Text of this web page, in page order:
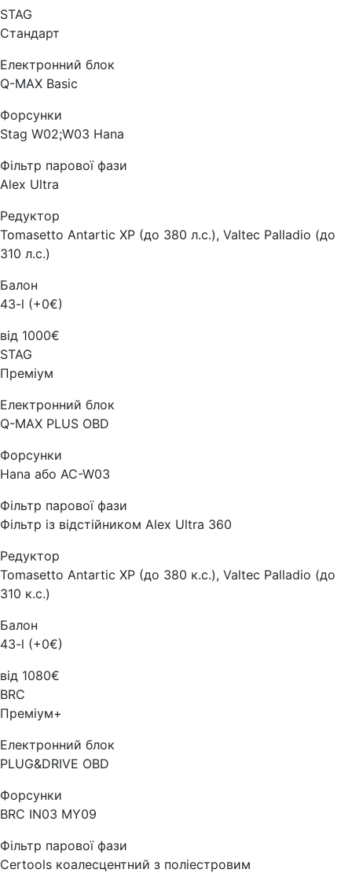
STAG
Стандарт
Електронний блок
Q-MAX Basic
Форсунки
Stag W02;W03 Hana
Фільтр парової фази
Alex Ultra
Редуктор
Tomasetto Antartic XP (до 380 л.с.), Valtec Palladio (до
310 л.с.)
Балон
43-l (+0€)
від 1000€
STAG
Преміум
Електронний блок
Q-MAX PLUS OBD
Форсунки
Hana або AC-W03
Фільтр парової фази
Фільтр із відстійником Alex Ultra 360
Редуктор
Tomasetto Antartic XP (до 380 к.с.), Valtec Palladio (до
310 к.с.)
Балон
43-l (+0€)
від 1080€
BRC
Преміум+
Електронний блок
PLUG&DRIVE OBD
Форсунки
BRC IN03 MY09
Фільтр парової фази
Certools коалесцентний з поліестровим